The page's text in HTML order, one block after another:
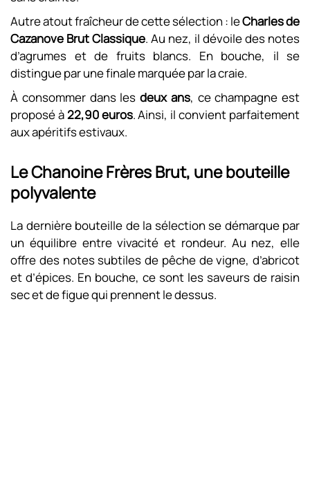
Autre atout fraîcheur de cette sélection : leCharles de
Cazanove Brut Classique. Au nez, il dévoile des notes
d’agrumes et de fruits blancs. En bouche, il se
distingue par une finale marquée par la craie.
À consommer dans les deux ans, ce champagne est
proposé à22,90 euros. Ainsi, il convient parfaitement
aux apéritifs estivaux.
Le Chanoine Frères Brut, une bouteille
polyvalente
La dernière bouteille de la sélection se démarque par
un équilibre entre vivacité et rondeur. Au nez, elle
offre des notes subtiles de pêche de vigne, d’abricot
et d’épices. En bouche, ce sont les saveurs de raisin
sec et de figue qui prennent le dessus.